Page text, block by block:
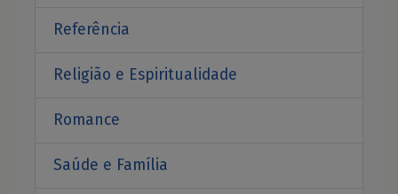
Referência
Religião e Espiritualidade
Romance
Saúde e Família